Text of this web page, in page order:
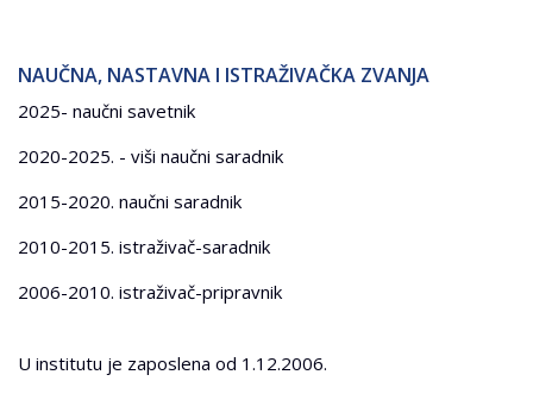
NAUČNA, NASTAVNA I ISTRAŽIVAČKA ZVANJA
2025- naučni savetnik
2020-2025. - viši naučni saradnik
2015-2020. naučni saradnik
2010-2015. istraživač-saradnik
2006-2010. istraživač-pripravnik
U institutu je zaposlena od 1.12.2006.